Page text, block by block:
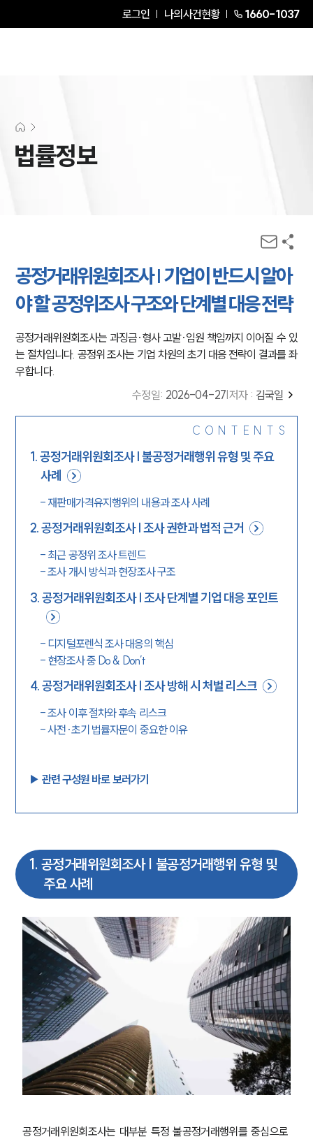
로그인 나의사건현황 1660-1037
법률정보
공정거래위원회조사 | 기업이 반드시 알아
야 할 공정위조사 구조와 단계별 대응 전략
공정거래위원회조사는 과징금·형사 고발·임원 책임까지 이어질 수 있
는 절차입니다. 공정위 조사는 기업 차원의 초기 대응 전략이 결과를 좌
우합니다.
수정일: 2026-04-27 저자 : 김국일
CONTENTS
1.공정거래위원회조사 | 불공정거래행위 유형 및 주요
사례
- 재판매가격유지행위의 내용과 조사 사례
2.공정거래위원회조사 | 조사 권한과 법적 근거
- 최근 공정위 조사 트렌드
-조사 개시 방식과 현장조사 구조
3.공정거래위원회조사 | 조사 단계별 기업 대응 포인트
- 디지털포렌식 조사 대응의 핵심
- 현장조사 중 Do & Don’t
4.공정거래위원회조사 | 조사 방해 시 처벌 리스크
-조사 이후 절차와 후속 리스크
-사전·초기 법률자문이 중요한 이유
▶︎ 관련 구성원 바로 보러가기
1. 공정거래위원회조사 | 불공정거래행위 유형 및
주요 사례
공정거래위원회조사는 대부분 특정 불공정거래행위를 중심으로